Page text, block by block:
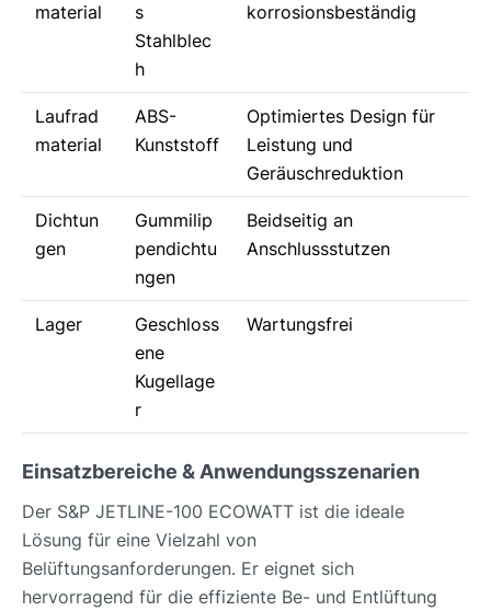
material
s
Stahlblec
h
korrosionsbeständig
Laufrad
material
ABS-
Kunststoff
Optimiertes Design für
Leistung und
Geräuschreduktion
Dichtun
gen
Gummilip
pendichtu
ngen
Beidseitig an
Anschlussstutzen
Lager
Geschloss
ene
Kugellage
r
Wartungsfrei
Einsatzbereiche & Anwendungsszenarien
Der S&P JETLINE-100 ECOWATT ist die ideale
Lösung für eine Vielzahl von
Belüftungsanforderungen. Er eignet sich
hervorragend für die effiziente Be- und Entlüftung